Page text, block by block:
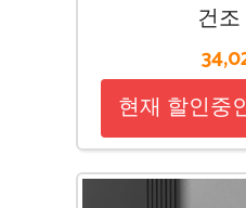
건
현재 할인중